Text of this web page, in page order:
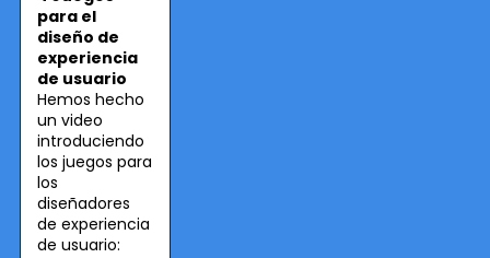
para el
diseño de
experiencia
de usuario
Hemos hecho
un video
introduciendo
los juegos para
los
diseñadores
de experiencia
de usuario: